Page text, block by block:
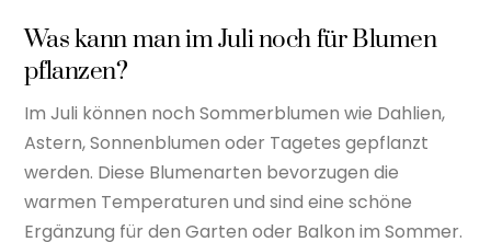
Was kann man im Juli noch für Blumen
pflanzen?
Im Juli können noch Sommerblumen wie Dahlien,
Astern, Sonnenblumen oder Tagetes gepflanzt
werden. Diese Blumenarten bevorzugen die
warmen Temperaturen und sind eine schöne
Ergänzung für den Garten oder Balkon im Sommer.